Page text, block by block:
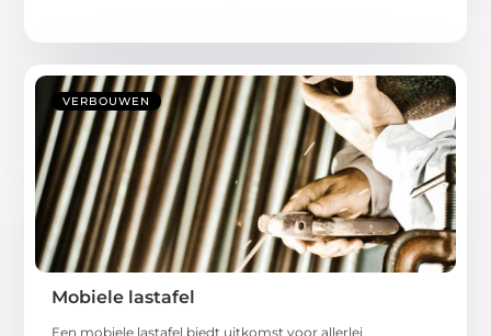
VERBOUWEN
Mobiele lastafel
Een mobiele lastafel biedt uitkomst voor allerlei